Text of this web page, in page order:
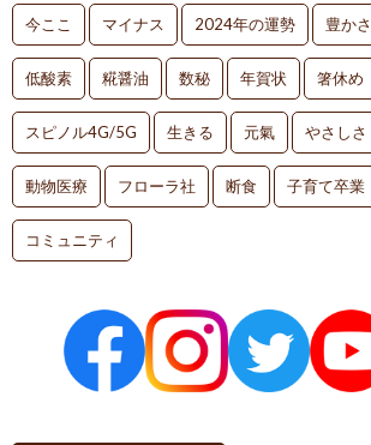
今ここ マイナス 2024年の運勢 豊かさ
低酸素 糀醤油 数秘 年賀状 箸休め
スピノル4G/5G 生きる 元氣 やさしさ
動物医療 フローラ社 断食 子育て卒業
コミュニティ